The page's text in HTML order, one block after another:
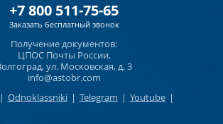
+7 800 511-75-65
Заказать бесплатный звонок
Получение документов:
ЦПОС Почты России,
ул. Московская, д. 3
info@astobr.com
| Odnoklassniki | Telegram | Youtube |